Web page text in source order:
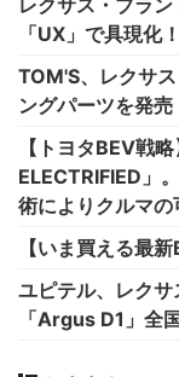
レクサス・ブラ
「UX」で具現化！
TOM'S、レクサ
ングパーツを発売
【トヨタBEV戦
ELECTRIFIED」
術によりクルマ
【いま買える最
ユピテル、レク
「Argus D1」全